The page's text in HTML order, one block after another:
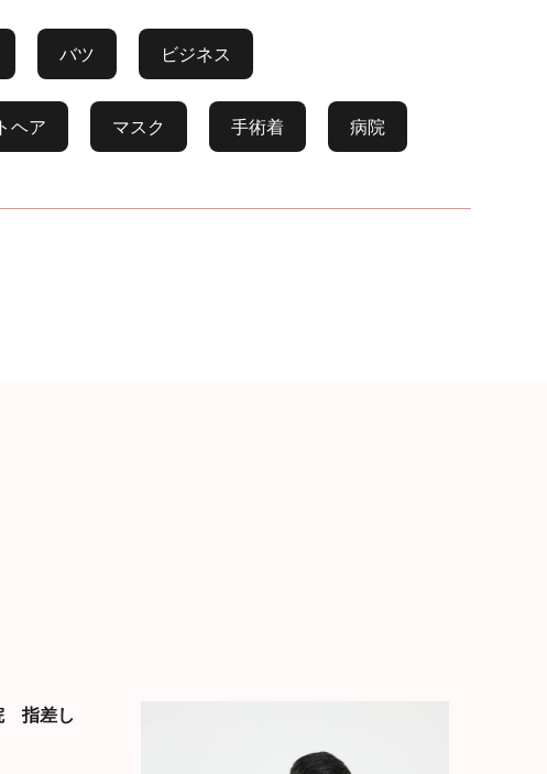
バツ ビジネス
ヘア マスク 手術着 病院